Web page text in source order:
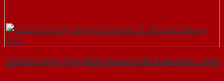
Cửa Gỗ Chống Cháy MDF Veneer P1R5 Xoan Đào-a-SGD